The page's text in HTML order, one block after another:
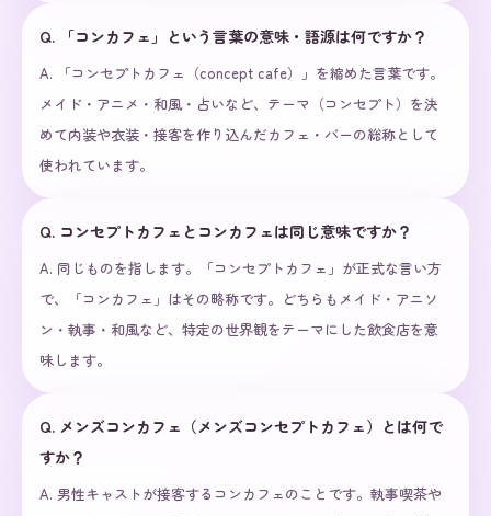
Q. 「コンカフェ」という言葉の意味・語源は何ですか？
A.
「コンセプトカフェ（concept cafe）」を縮めた言葉です。
メイド・アニメ・和風・占いなど、テーマ（コンセプト）を決
めて内装や衣装・接客を作り込んだカフェ・バーの総称として
使われています。
Q. コンセプトカフェとコンカフェは同じ意味ですか？
A. 同じものを指します。「コンセプトカフェ」が正式な言い方
で、「コンカフェ」はその略称です。どちらもメイド・アニソ
ン・執事・和風など、特定の世界観をテーマにした飲食店を意
味します。
Q. メンズコンカフェ（メンズコンセプトカフェ）とは何で
すか？
A. 男性キャストが接客するコンカフェのことです。執事喫茶や